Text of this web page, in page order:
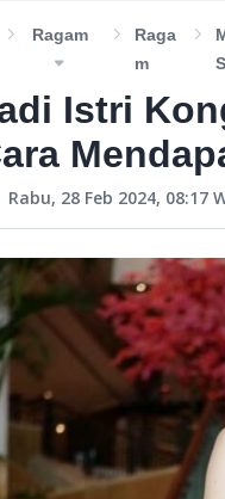
Ragam
Raga
M
Istri
Rabu, 28 Feb 2024, 08:17